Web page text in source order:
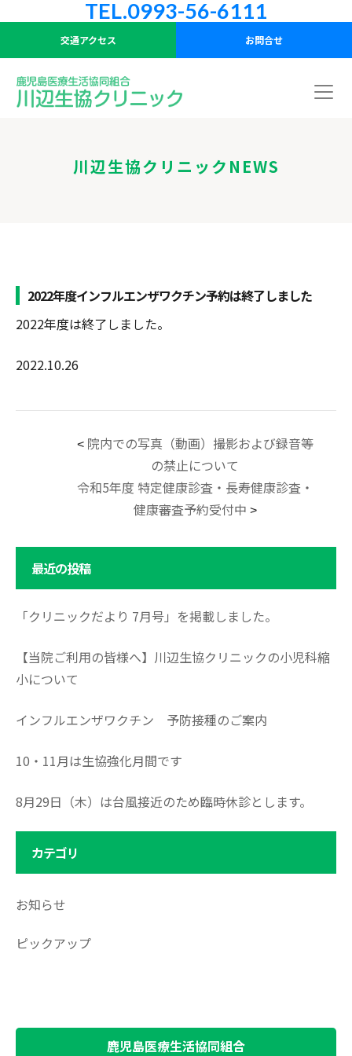
TEL.0993-56-6111
交通アクセス お問合せ
川辺生協クリニックNEWS
2022年度インフルエンザワクチン予約は終了しました
2022年度は終了しました。
2022.10.26
< 院内での写真（動画）撮影および録音等
の禁止について
令和5年度 特定健康診査・長寿健康診査・
健康審査予約受付中 >
最近の投稿
「クリニックだより 7月号」を掲載しました。
【当院ご利用の皆様へ】川辺生協クリニックの小児科縮
小について
インフルエンザワクチン 予防接種のご案内
10・11月は生協強化月間です
8月29日（木）は台風接近のため臨時休診とします。
カテゴリ
お知らせ
ピックアップ
鹿児島医療生活協同組合